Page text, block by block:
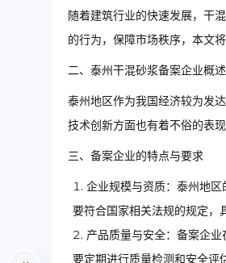
随着建筑行业的快速发展，干
的行为，保障市场秩序，本文
二、泰州干混砂浆备案企业概述
泰州地区作为我国经济较为发
技术创新方面也有着不俗的表
三、备案企业的特点与要求
企业规模与资质：泰州地
要符合国家相关法规的规定，
产品质量与安全：备案企
要定期进行质量检测和安全评